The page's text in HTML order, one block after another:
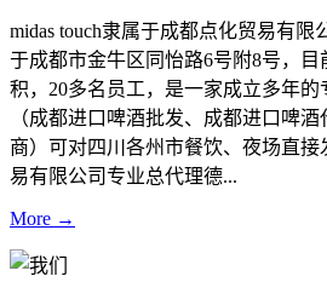
midas touch隶属于成都点化贸易有限
于成都市金牛区同怡路6号附8号，目
积，20多名员工，是一家成立多年的
（成都进口啤酒批发、成都进口啤
商）可对四川各州市餐饮、夜场
易有限公司专业总代理德...
More →